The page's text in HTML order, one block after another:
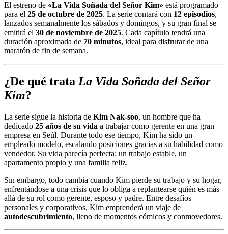
El estreno de «La Vida Soñada del Señor Kim» está programado
para el 25 de octubre de 2025. La serie contará con 12 episodios,
lanzados semanalmente los sábados y domingos, y su gran final se
emitirá el 30 de noviembre de 2025. Cada capítulo tendrá una
duración aproximada de 70 minutos, ideal para disfrutar de una
maratón de fin de semana.
¿De qué trata La Vida Soñada del Señor
Kim?
La serie sigue la historia de Kim Nak-soo, un hombre que ha
dedicado 25 años de su vida a trabajar como gerente en una gran
empresa en Seúl. Durante todo ese tiempo, Kim ha sido un
empleado modelo, escalando posiciones gracias a su habilidad como
vendedor. Su vida parecía perfecta: un trabajo estable, un
apartamento propio y una familia feliz.
Sin embargo, todo cambia cuando Kim pierde su trabajo y su hogar,
enfrentándose a una crisis que lo obliga a replantearse quién es más
allá de su rol como gerente, esposo y padre. Entre desafíos
personales y corporativos, Kim emprenderá un viaje de
autodescubrimiento, lleno de momentos cómicos y conmovedores.